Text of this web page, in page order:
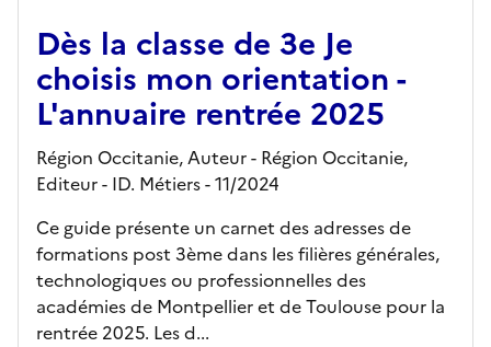
Dès la classe de 3e Je
choisis mon orientation -
L'annuaire rentrée 2025
Région Occitanie, Auteur - Région Occitanie,
Editeur- ID. Métiers- 11/2024
Ce guide présente un carnet des adresses de
formations post 3ème dans les filières générales,
technologiques ou professionnelles des
académies de Montpellier et de Toulouse pour la
rentrée 2025. Les d...